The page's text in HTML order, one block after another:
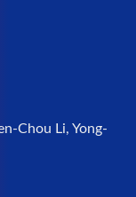
Chou Li, Yong-